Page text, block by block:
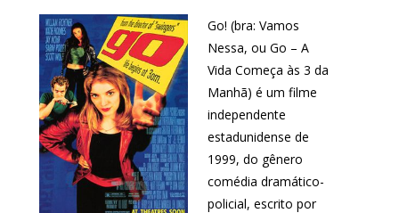
Go! (bra: Vamos
Nessa, ou Go – A
Vida Começa às 3 da
Manhã) é um filme
independente
estadunidense de
1999, do gênero
comédia dramático-
policial, escrito por